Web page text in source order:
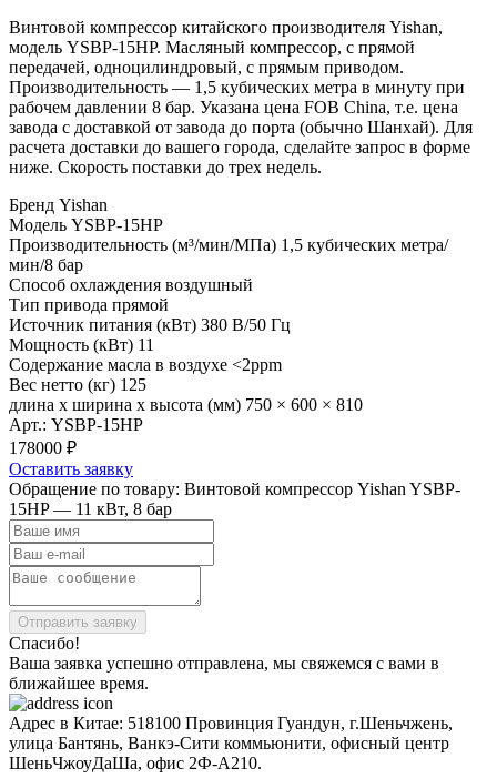
Винтовой компрессор китайского производителя Yishan,
модель YSBP-15HP. Масляный компрессор, с прямой
передачей, одноцилиндровый, с прямым приводом.
Производительность — 1,5 кубических метра в минуту при
рабочем давлении 8 бар. Указана цена FOB China, т.е. цена
завода с доставкой от завода до порта (обычно Шанхай). Для
расчета доставки до вашего города, сделайте запрос в форме
ниже. Скорость поставки до трех недель.
Бренд Yishan
Модель YSBP-15HP
Производительность (м³/мин/МПа) 1,5 кубических метра/
мин/8 бар
Способ охлаждения воздушный
Тип привода прямой
Источник питания (кВт) 380 В/50 Гц
Мощность (кВт) 11
Содержание масла в воздухе <2ppm
Вес нетто (кг) 125
длина х ширина х высота (мм) 750 × 600 × 810
Арт.: YSBP-15HP
178000 ₽
Оставить заявку
Обращение по товару: Винтовой компрессор Yishan YSBP-
15HP — 11 кВт, 8 бар
Отправить заявку
Спасибо!
Ваша заявка успешно отправлена, мы свяжемся с вами в
ближайшее время.
Адрес в Китае: 518100 Провинция Гуандун, г.Шеньчжень,
улица Бантянь, Ванкэ-Сити коммьюнити, офисный центр
ШеньЧжоуДаШа, офис 2Ф-А210.